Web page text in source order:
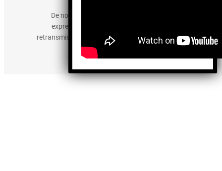
De no existir previa autorización, queda
expresamente prohibida la publicación,
retransmisión, edición y cualquier otro uso de los
contenidos.